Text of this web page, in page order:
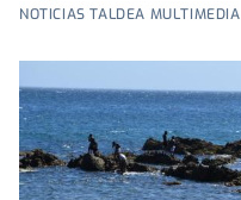
NOTICIAS TALDEA MULTIMEDIA